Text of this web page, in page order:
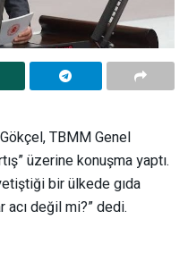
TBMM Genel
üzerine konuşma yaptı.
bir ülkede gıda
değil mi?” dedi.